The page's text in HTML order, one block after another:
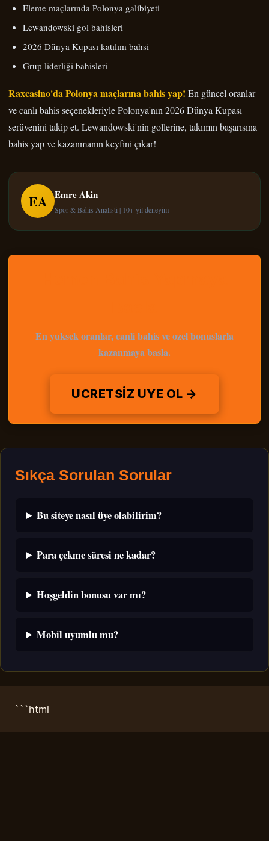
Eleme maçlarında Polonya galibiyeti
Lewandowski gol bahisleri
2026 Dünya Kupası katılım bahsi
Grup liderliği bahisleri
Raxcasino'da Polonya maçlarına bahis yap! En güncel oranlar
ve canlı bahis seçenekleriyle Polonya'nın 2026 Dünya Kupası
serüvenini takip et. Lewandowski'nin gollerine, takımın başarısına
bahis yap ve kazanmanın keyfini çıkar!
EA Emre Akin
Spor & Bahis Analisti | 10+ yil deneyim
En yuksek oranlar, canli bahis ve ozel bonuslarla
kazanmaya basla.
UCRETSIZ UYE OL →
Sıkça Sorulan Sorular
Bu siteye nasıl üye olabilirim?
Para çekme süresi ne kadar?
Hoşgeldin bonusu var mı?
Mobil uyumlu mu?
```html